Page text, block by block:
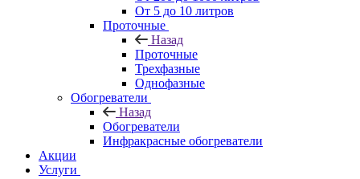
От 5 до 10 литров
Проточные
Назад
Проточные
Трехфазные
Однофазные
Обогреватели
Назад
Обогреватели
Инфракрасные обогреватели
Акции
Услуги